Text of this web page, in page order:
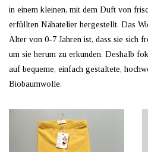
in einem kleinen, mit dem Duft von
erfüllten Nähatelier hergestellt. Das
Alter von 0-7 Jahren ist, dass sie sich
um sie herum zu erkunden. Deshalb
auf bequeme, einfach gestaltete,
Biobaumwolle.